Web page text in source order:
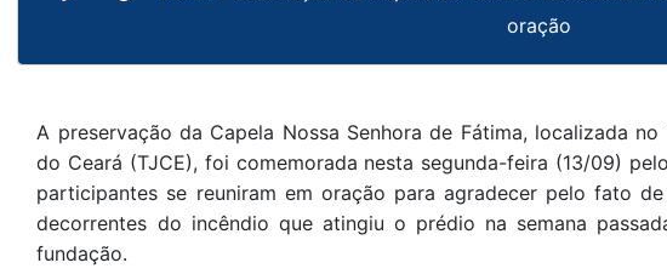
oração
A preservação da Capela Nossa Senhora de Fátima, localizada
do Ceará (TJCE), foi comemorada nesta segunda-feira (13/09)
participantes se reuniram em oração para agradecer pelo fato
decorrentes do incêndio que atingiu o prédio na semana
fundação.